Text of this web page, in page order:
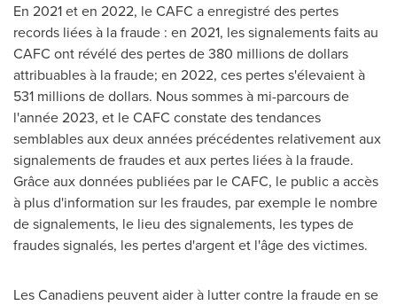
En 2021 eten 2022, le CAFC a enregistré des pertes
records liées à la fraude : en 2021, les signalements faits au
CAFC ont révélé des pertes de 380 millions de dollars
attribuables à la fraude; en 2022, ces pertes s'élevaient à
531 millions de dollars. Nous sommes à mi-parcours de
l'année2023, et le CAFC constate des tendances
semblables aux deux années précédentes relativement aux
signalements de fraudes et aux pertes liées à la fraude.
Grâce aux données publiées par le CAFC, le public a accès
à plus d'information sur les fraudes, par exemple le nombre
de signalements, le lieu des signalements, les types de
fraudes signalés, les pertes d'argent et l'âge des victimes.
Les Canadiens peuvent aider à lutter contre la fraude en se